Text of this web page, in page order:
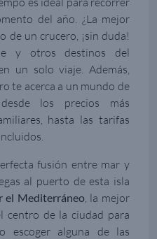
del año. ¿La mejor
de un crucero, ¡sin duda!
y otros destinos del
un solo viaje. Además,
te acerca a un mundo de
los precios más
hasta las tarifas
fusión entre mar y
al puerto de esta isla
el Mediterráneo, la mejor
centro de la ciudad para
escoger alguna de las